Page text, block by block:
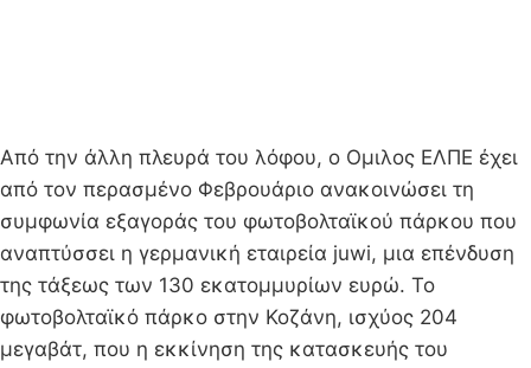
Από την άλλη πλευρά του λόφου, ο Ομιλος ΕΛΠΕ έχει
από τον περασμένο Φεβρουάριο ανακοινώσει τη
συμφωνία εξαγοράς του φωτοβολταϊκού πάρκου που
αναπτύσσει η γερμανική εταιρεία juwi, μια επένδυση
της τάξεως των 130 εκατομμυρίων ευρώ. Το
φωτοβολταϊκό πάρκο στην Κοζάνη, ισχύος 204
μεγαβάτ, που η εκκίνηση της κατασκευής του